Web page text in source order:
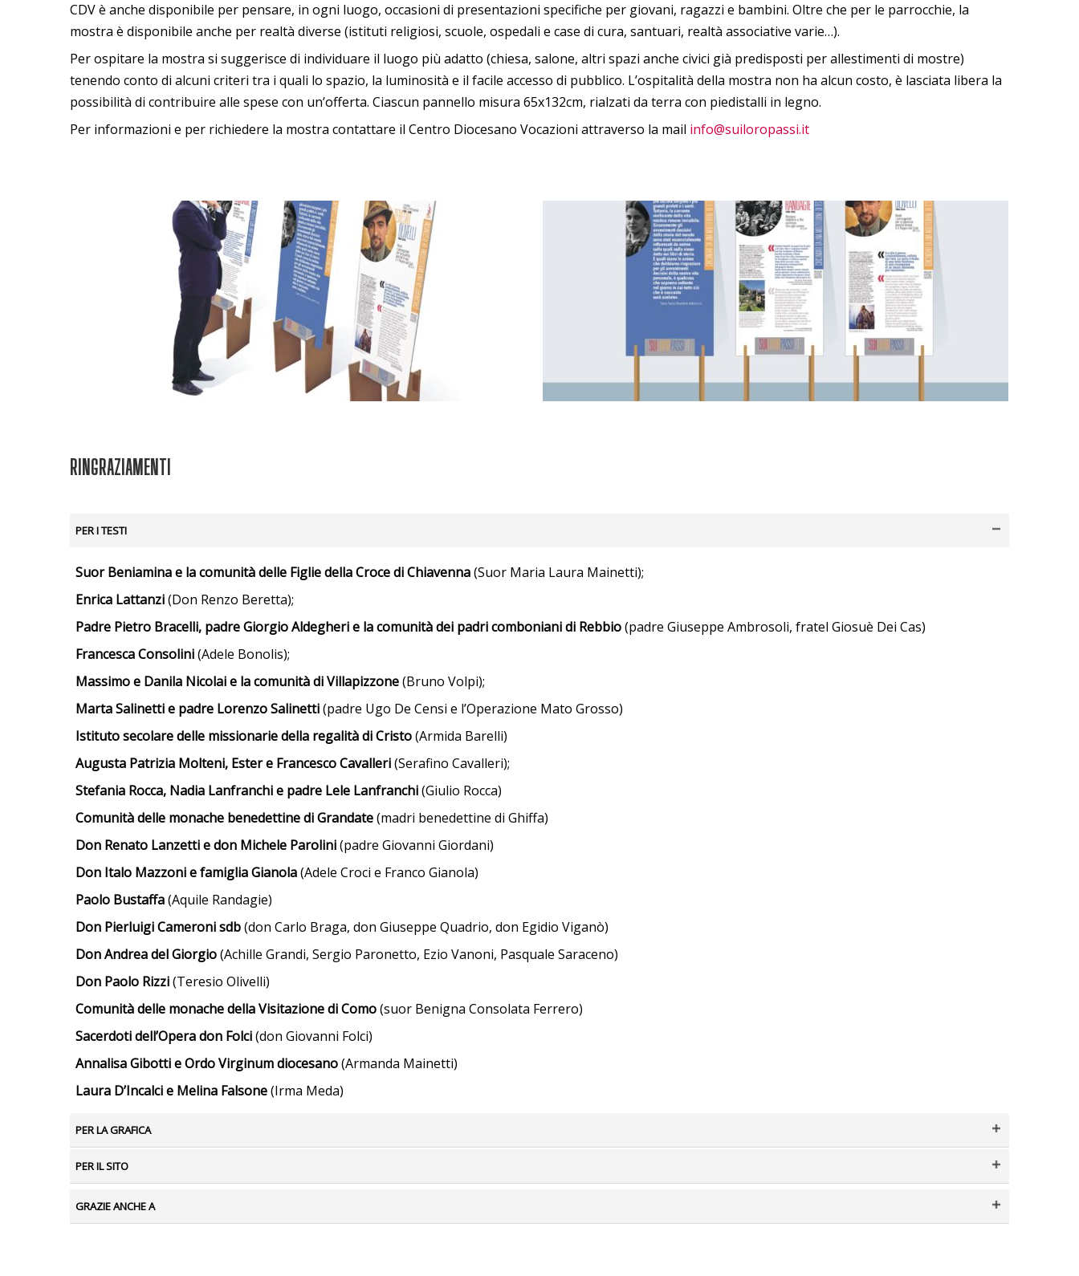
CDV è anche disponibile per pensare, in ogni luogo, occasioni di presentazioni specifiche per giovani, ragazzi e bambini. Oltre che per le parrocchie, la
mostra è disponibile anche per realtà diverse (istituti religiosi, scuole, ospedali e case di cura, santuari, realtà associative varie…).
Per ospitare la mostra si suggerisce di individuare il luogo più adatto (chiesa, salone, altri spazi anche civici già predisposti per allestimenti di mostre)
tenendo conto di alcuni criteri tra i quali lo spazio, la luminosità e il facile accesso di pubblico. L’ospitalità della mostra non ha alcun costo, è lasciata libera la
possibilità di contribuire alle spese con un’offerta. Ciascun pannello misura 65x132cm, rialzati da terra con piedistalli in legno.
Per informazioni e per richiedere la mostra contattare il Centro Diocesano Vocazioni attraverso la mail info@suiloropassi.it
RINGRAZIAMENTI
PER I TESTI
Suor Beniamina e la comunità delle Figlie della Croce di Chiavenna(Suor Maria Laura Mainetti);
Enrica Lattanzi(Don Renzo Beretta);
Padre Pietro Bracelli, padre Giorgio Aldegheri e la comunità dei padri comboniani di Rebbio(padre Giuseppe Ambrosoli, fratel Giosuè Dei Cas)
Francesca Consolini(Adele Bonolis);
Massimo e Danila Nicolai e la comunità di Villapizzone(Bruno Volpi);
Marta Salinetti e padre Lorenzo Salinetti(padre Ugo De Censi e l’Operazione Mato Grosso)
Istituto secolare delle missionarie della regalità di Cristo(Armida Barelli)
Augusta Patrizia Molteni, Ester e Francesco Cavalleri(Serafino Cavalleri);
Stefania Rocca, Nadia Lanfranchi e padre Lele Lanfranchi(Giulio Rocca)
Comunità delle monache benedettine di Grandate(madri benedettine di Ghiffa)
Don Renato Lanzetti e don Michele Parolini(padre Giovanni Giordani)
Don Italo Mazzoni e famiglia Gianola(Adele Croci e Franco Gianola)
Paolo Bustaffa(Aquile Randagie)
Don Pierluigi Cameroni sdb(don Carlo Braga, don Giuseppe Quadrio, don Egidio Viganò)
Don Andrea del Giorgio(Achille Grandi, Sergio Paronetto, Ezio Vanoni, Pasquale Saraceno)
Don Paolo Rizzi(Teresio Olivelli)
Comunità delle monache della Visitazione di Como(suor Benigna Consolata Ferrero)
Sacerdoti dell’Opera don Folci(don Giovanni Folci)
Annalisa Gibottie Ordo Virginum diocesano(Armanda Mainetti)
Laura D’Incalci e Melina Falsone(Irma Meda)
PER LA GRAFICA
PER IL SITO
GRAZIE ANCHE A